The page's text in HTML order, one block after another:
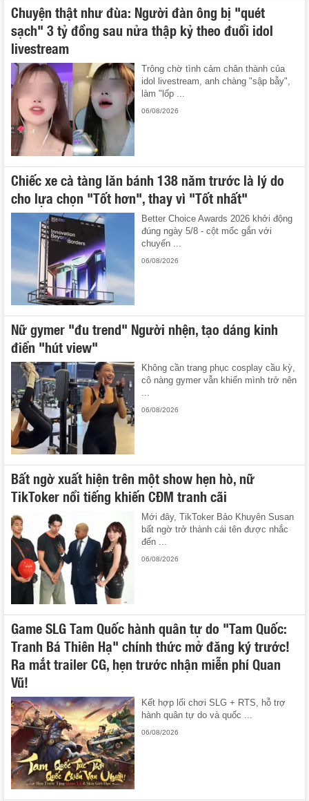
Chuyện thật như đùa: Người đàn ông bị "quét
sạch" 3 tỷ đồng sau nửa thập kỷ theo đuổi idol
livestream
Trông chờ tình cảm chân thành của
idol livestream, anh chàng "sập bẫy",
làm "lốp ...
06/08/2026
Chiếc xe cà tàng lăn bánh 138 năm trước là lý do
cho lựa chọn "Tốt hơn", thay vì "Tốt nhất"
Better Choice Awards 2026 khởi động
đúng ngày 5/8 - cột mốc gắn với
chuyến ...
06/08/2026
Nữ gymer "đu trend" Người nhện, tạo dáng kinh
điển "hút view"
Không cần trang phục cosplay cầu kỳ,
cô nàng gymer vẫn khiến mình trở nên
06/08/2026
Bất ngờ xuất hiện trên một show hẹn hò, nữ
TikToker nổi tiếng khiến CĐM tranh cãi
Mới đây, TikToker Bảo Khuyên Susan
bất ngờ trở thành cái tên được nhắc
đến ...
06/08/2026
Game SLG Tam Quốc hành quân tự do "Tam Quốc:
Tranh Bá Thiên Hạ" chính thức mở đăng ký trước!
Ra mắt trailer CG, hẹn trước nhận miễn phí Quan
Vũ!
Kết hợp lối chơi SLG + RTS, hỗ trợ
hành quân tự do và quốc ...
06/08/2026